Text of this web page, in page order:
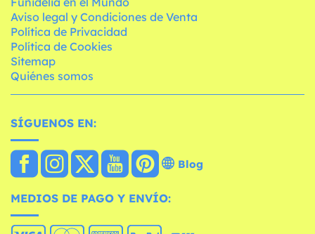
Aviso legal y Condiciones de Venta
Política de Privacidad
Política de Cookies
Sitemap
Quiénes somos
SÍGUENOS EN:
Blog
MEDIOS DE PAGO Y ENVÍO: